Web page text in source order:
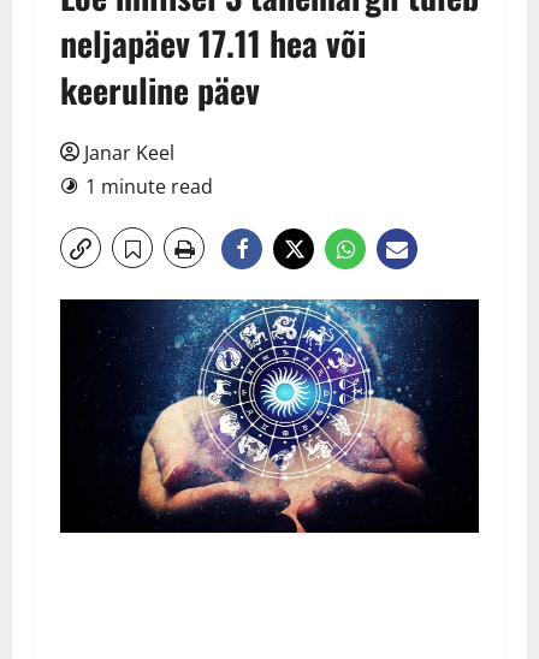
neljapäev 17.11 hea või
keeruline päev
Janar Keel
1 minute read